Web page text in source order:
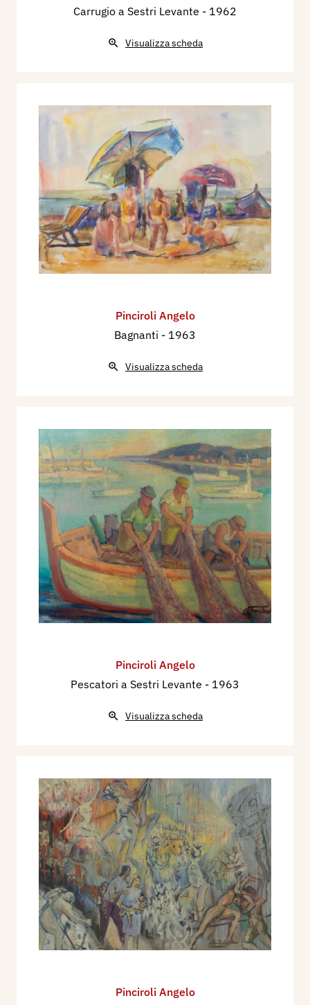
Carrugio a Sestri Levante - 1962
Visualizza scheda
Pinciroli Angelo
Bagnanti - 1963
Visualizza scheda
Pinciroli Angelo
Pescatori a Sestri Levante - 1963
Visualizza scheda
Pinciroli Angelo